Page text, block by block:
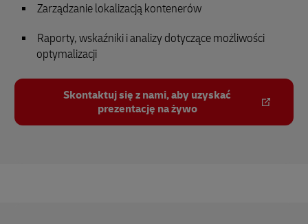
Zarządzanie lokalizacją kontenerów
Raporty, wskaźniki i analizy dotyczące możliwości
optymalizacji
Skontaktuj się z nami, aby uzyskać
prezentację na żywo